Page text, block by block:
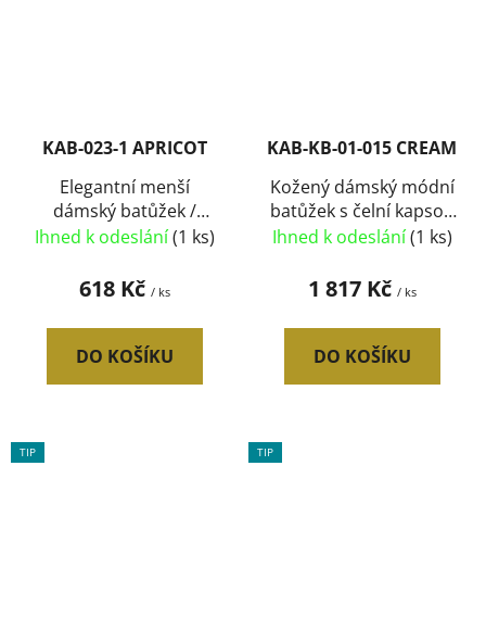
KAB-023-1 APRICOT
Elegantní menší
dámský batůžek /
kabelka světlá
Ihned k odeslání(1 ks)
618 Kč / ks
DO KOŠÍKU
KAB-KB-01-015 CREAM
Kožený dámský módní
batůžek s čelní kapsou
MiaMore krémový
Ihned k odeslání(1 ks)
1 817 Kč / ks
DO KOŠÍKU
TIP TIP